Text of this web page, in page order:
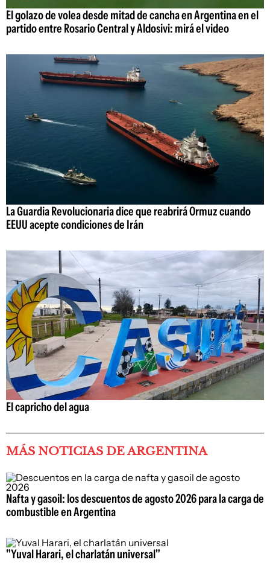
El golazo de volea desde mitad de cancha en Argentina en el
partido entre Rosario Central y Aldosivi: mirá el video
La Guardia Revolucionaria dice que reabrirá Ormuz cuando
EEUU acepte condiciones de Irán
El capricho del agua
MÁS NOTICIAS DE ARGENTINA
Nafta y gasoil: los descuentos de agosto 2026 para la carga de
combustible en Argentina
"Yuval Harari, el charlatán universal"